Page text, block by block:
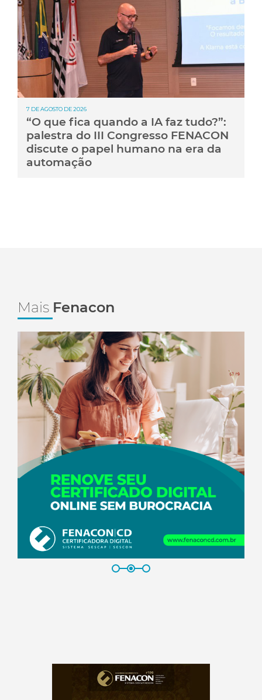
7 DE AGOSTO DE 2026
“O que fica quando a IA faz tudo?”:
palestra do III Congresso FENACON
discute o papel humano na era da
automação
Mais Fenacon